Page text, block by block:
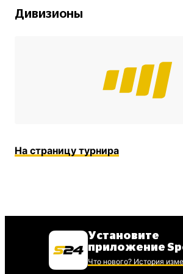
Дивизионы
На страницу турнира
Установите
приложение
Что нового? История